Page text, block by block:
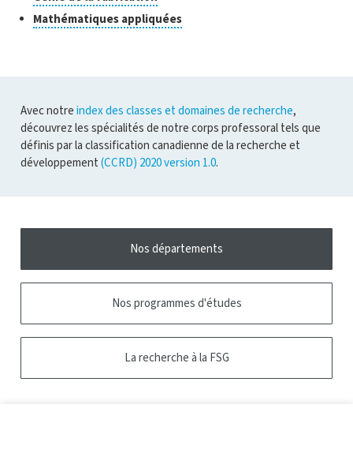
recherche
l'infobulle
pour
ouvrir
Mathématiques appliquéesCliquer
Avec notre index des classes et domaines de recherche,
découvrez les spécialités de notre corps professoral tels que
définis par la classification canadienne de la recherche et
développement (CCRD) 2020 version 1.0.
Nos départements
Nos programmes d'études
La recherche à la FSG